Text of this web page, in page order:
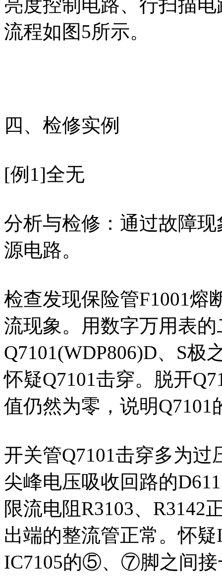
亮度控制电路、行扫描
流程如图5所示。
四、检修实例
[例1]全无
分析与检修：通过故障
源电路。
检查发现保险管F1001熔
流现象。用数字万用表
Q7101(WDP806)D、S
怀疑Q7101击穿。脱开
值仍然为零，说明Q7101
开关管Q7101击穿多为
尖峰电压吸收回路的
限流电阻R3103、R3142
出端的整流管正常。怀疑
IC7105的⑤、⑦脚之间接